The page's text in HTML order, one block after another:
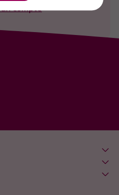
compte